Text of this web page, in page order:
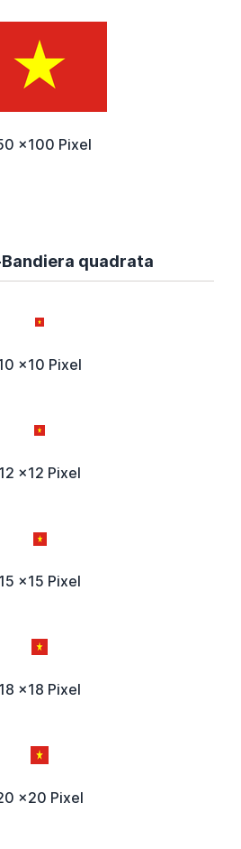
x100 Pixel
quadrata
x10 Pixel
12 x12 Pixel
15 x15 Pixel
18 x18 Pixel
x20 Pixel